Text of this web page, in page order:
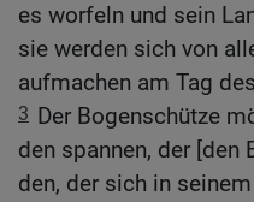
es worfeln und sein
sie werden sich von
aufmachen am Tag
3 Der Bogenschütze
den spannen, der [den
den, der sich in